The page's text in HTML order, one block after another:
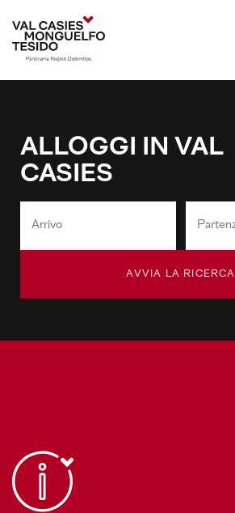
ALLOGGI IN VAL
CASIES
AVVIA LA RICERCA